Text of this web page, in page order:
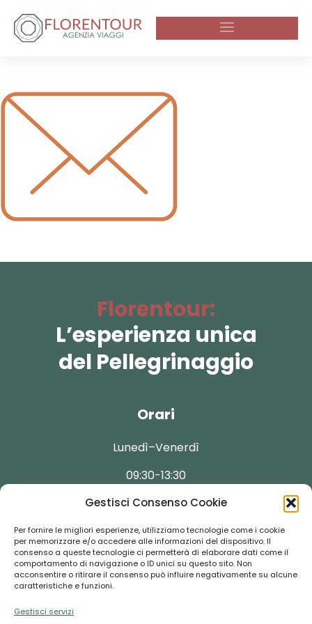
Gestisci Consenso Cookie
Per fornire le migliori esperienze, utilizziamo tecnologie come i cookie
per memorizzare e/o accedere alle informazioni del dispositivo. Il
consenso a queste tecnologie ci permetterà di elaborare dati come il
comportamento di navigazione o ID unici su questo sito. Non
acconsentire o ritirare il consenso può influire negativamente su alcune
caratteristiche e funzioni.
Gestisci servizi
Florentour:
L’esperienza unica
del Pellegrinaggio
Orari
Lunedì–Venerdì
09:30-13:30
Contatti